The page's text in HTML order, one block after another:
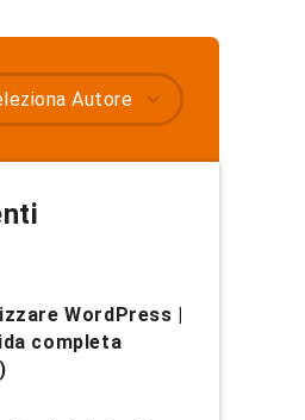
Autore
WordPress |
completa